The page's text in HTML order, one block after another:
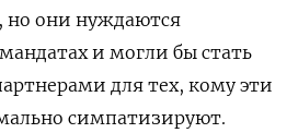
но они нуждаются
и могли бы стать
для тех, кому эти
симпатизируют.